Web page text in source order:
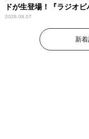
ドが生登場！『ラジオビ
ー昼ズ』
2026.08.07
新